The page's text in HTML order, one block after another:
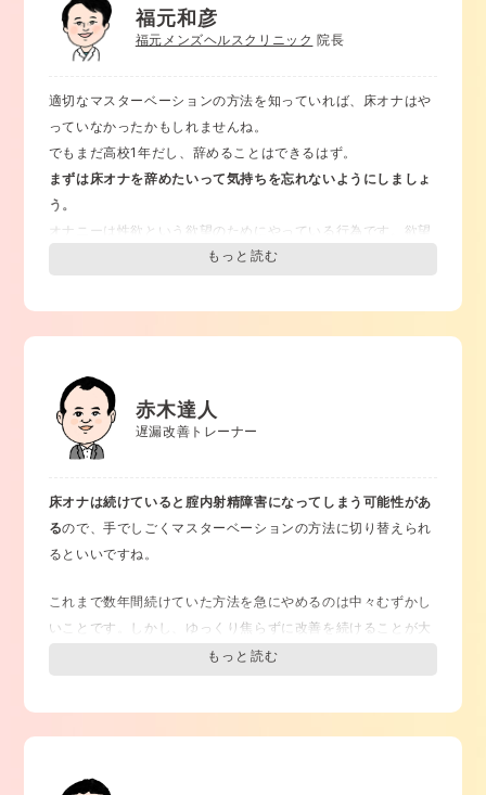
福元和彦
福元メンズヘルスクリニック 院長
適切なマスターベーションの方法を知っていれば、床オナはや
っていなかったかもしれませんね。
でもまだ高校1年だし、辞めることはできるはず。
まずは床オナを辞めたいって気持ちを忘れないようにしましょ
う。
オナニーは性欲という欲望のためにやっている行為です。欲望
を断ち切るには大きな意志が大事です。
善しませんよ。
毎日のオナニーで床オナをやめたいって思いながらやることが
重要です。
その時に気を付けることは、
眼を閉じてペニスを手の温度を感じるぐらいでゆっくり触って
ください。
そうするとだんだん心もリラックスして感じやすくなります。
赤木達人
遅漏改善トレーナー
床オナは続けていると腟内射精障害になってしまう可能性があ
るので、手でしごくマスターベーションの方法に切り替えられ
るといいですね。
これまで数年間続けていた方法を急にやめるのは中々むずかし
いことです。しかし、ゆっくり焦らずに改善を続けることが大
切です。そんなにすぐには治るものではないと肩の力を抜いて
精するようにしてください